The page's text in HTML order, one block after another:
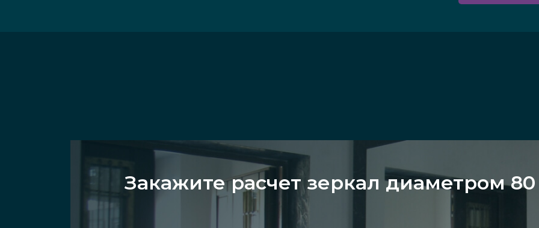
Закажите расчет зеркал диаметром